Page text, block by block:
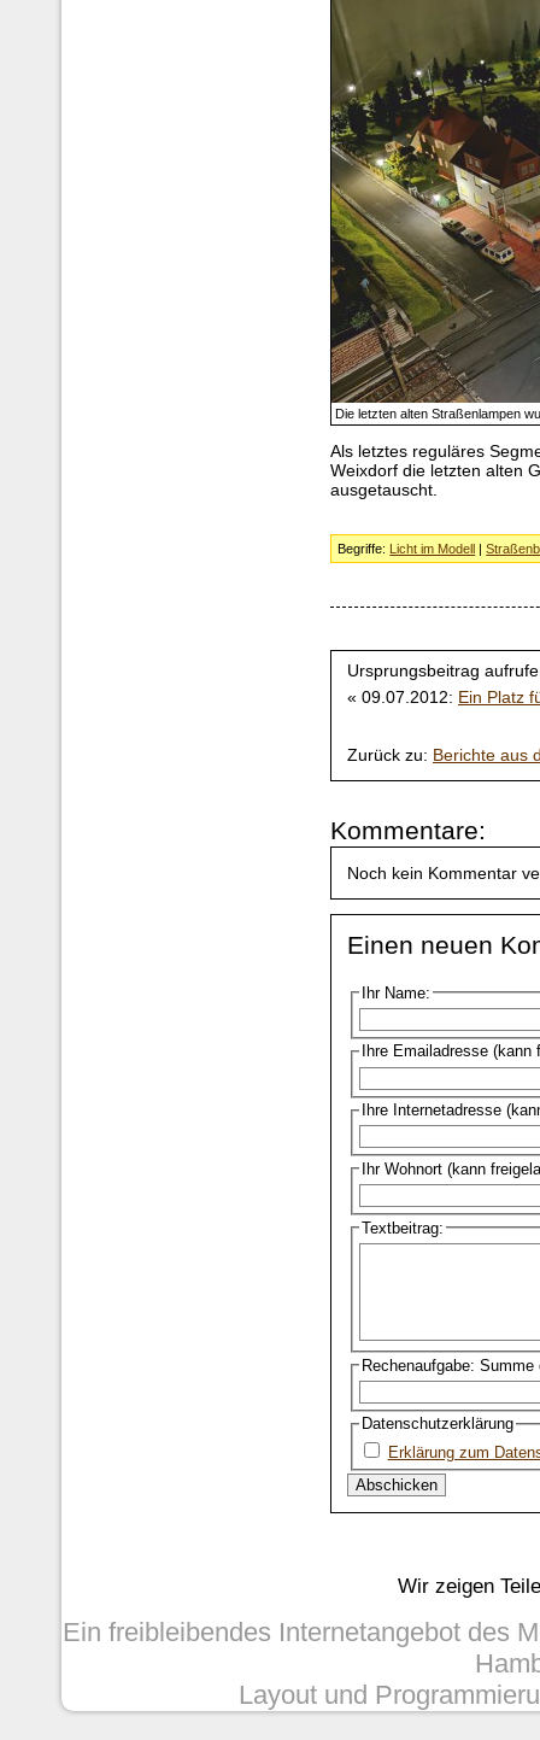
Die letzten alten Straßenlampen
Als letztes reguläres
Weixdorf die letzten alten
ausgetauscht.
Begriffe: Licht im Modell |
Ursprungsbeitrag
« 09.07.2012: Ein Platz
Zurück zu: Berichte aus
Kommentare:
Noch kein Kommentar
Einen neuen
Ihr Name:
Ihre Emailadresse
Ihre Internetadresse
Ihr Wohnort (kann
Textbeitrag:
Rechenaufgabe:
Datenschutzerklärung
Erklärung zum
Wir zeigen
Ein freibleibendes Internetangebot des
Layout und